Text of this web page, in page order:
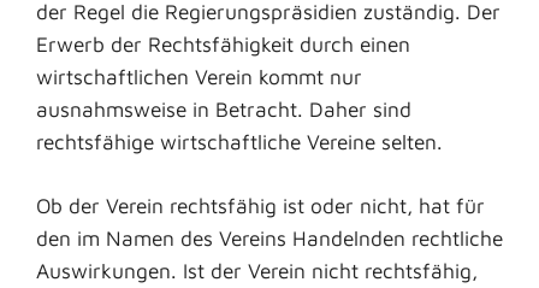
der Regel die Regierungspräsidien zuständig. Der
Erwerb der Rechtsfähigkeit durch einen
wirtschaftlichen Verein kommt nur
ausnahmsweise in Betracht. Daher sind
rechtsfähige wirtschaftliche Vereine selten.
Ob der Verein rechtsfähig ist oder nicht, hat für
den im Namen des Vereins Handelnden rechtliche
Auswirkungen. Ist der Verein nicht rechtsfähig,